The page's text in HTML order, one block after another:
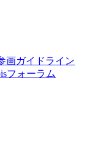
画ガイドライン
フォーラム